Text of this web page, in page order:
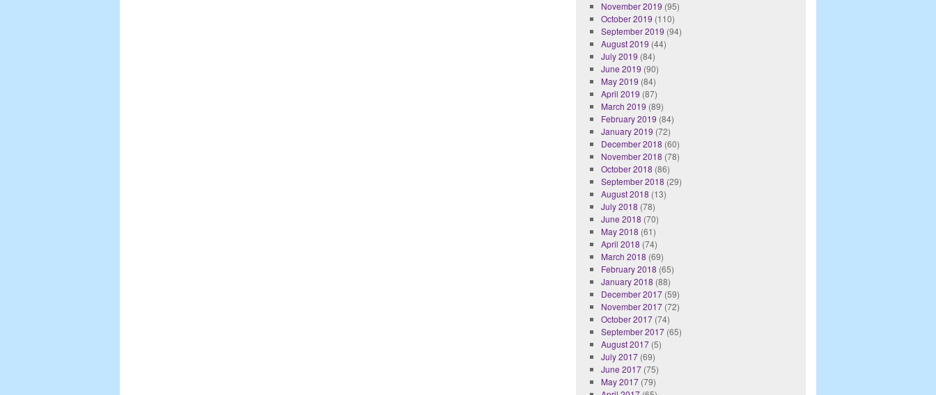
November 2019 (95)
October 2019 (110)
September 2019 (94)
August 2019 (44)
July 2019 (84)
June 2019 (90)
May 2019 (84)
April 2019 (87)
March 2019 (89)
February 2019 (84)
January 2019 (72)
December 2018 (60)
November 2018 (78)
October 2018 (86)
September 2018 (29)
August 2018 (13)
July 2018 (78)
June 2018 (70)
May 2018 (61)
April 2018 (74)
March 2018 (69)
February 2018 (65)
January 2018 (88)
December 2017(59)
November 2017(72)
October 2017(74)
September 2017(65)
August 2017(5)
July 2017(69)
June 2017(75)
May 2017(79)